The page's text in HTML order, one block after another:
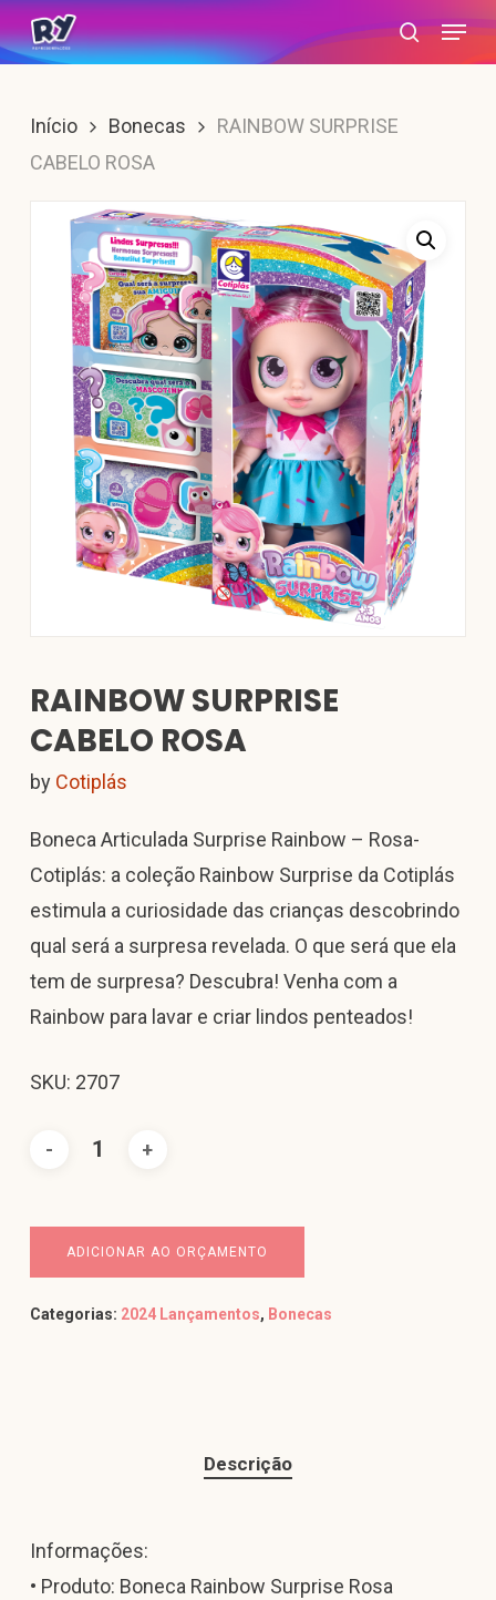
Skip
to
content
search
Menu
Início Bonecas
RAINBOW SURPRISE
CABELO ROSA
RAINBOW SURPRISE
CABELO ROSA
by Cotiplás
Boneca Articulada Surprise Rainbow – Rosa-
Cotiplás: a coleção Rainbow Surprise da Cotiplás
estimula a curiosidade das crianças descobrindo
qual será a surpresa revelada. O que será que ela
tem de surpresa? Descubra! Venha com a
Rainbow para lavar e criar lindos penteados!
SKU: 2707
ADICIONAR AO ORÇAMENTO
Categorias: 2024 Lançamentos, Bonecas
Descrição
Informações:
• Produto: Boneca Rainbow Surprise Rosa